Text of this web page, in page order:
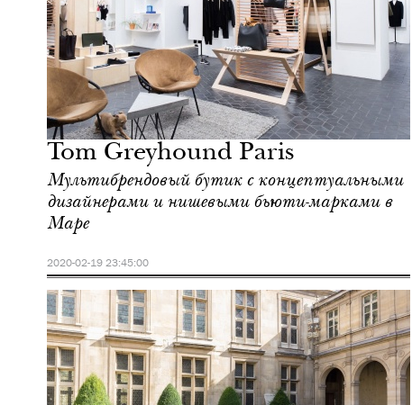
Tom Greyhound Paris
Мультибрендовый бутик с концептуальными
дизайнерами и нишевыми бьюти-марками в
Маре
2020-02-19 23:45:00
Культура
Париж